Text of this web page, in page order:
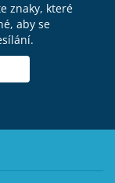
znaky, které
aby se